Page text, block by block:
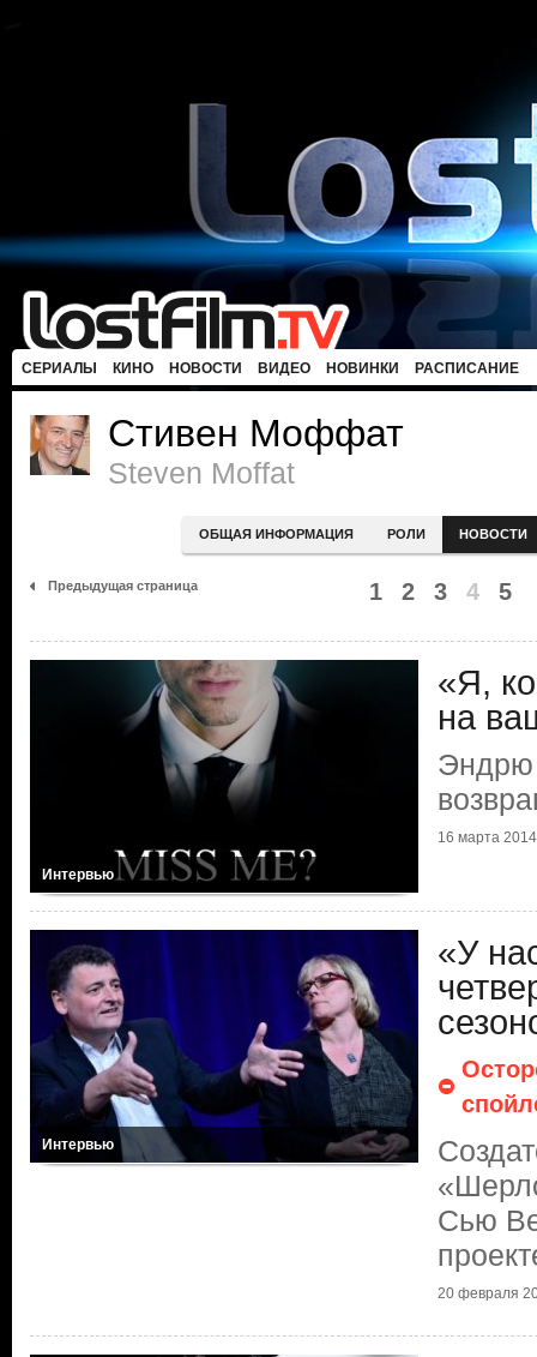
СЕРИАЛЫ КИНО НОВОСТИ ВИДЕО НОВИНКИ РАСПИСАНИЕ
Стивен Моффат
Steven Moffat
ОБЩАЯ ИНФОРМАЦИЯ РОЛИ НОВОСТИ
Предыдущая страница 1 2 3 4 5
Интервью
«Я,
на
Эндрю
16 марта 2014
Интервью
«У
Сью
20 февраля